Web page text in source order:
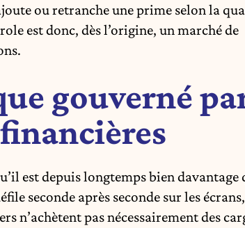
ou retranche une prime selon la
est donc, dès l’origine, un marché de
gouverné
est depuis longtemps bien davantage
seconde après seconde sur les
n’achètent pas nécessairement des